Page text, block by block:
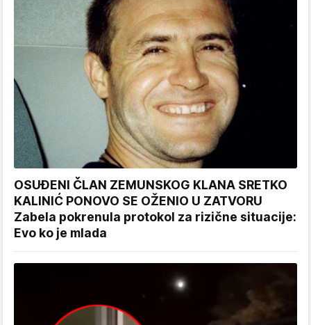
OSUĐENI ČLAN ZEMUNSKOG KLANA SRETKO
KALINIĆ PONOVO SE OŽENIO U ZATVORU
Zabela pokrenula protokol za rizične situacije:
Evo ko je mlada